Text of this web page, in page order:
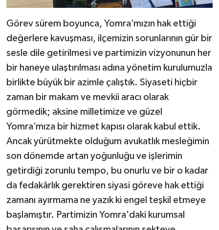
Görev sürem boyunca, Yomra’mızın hak ettiği
değerlere kavuşması, ilçemizin sorunlarının gür bir
sesle dile getirilmesi ve partimizin vizyonunun her
bir haneye ulaştırılması adına yönetim kurulumuzla
birlikte büyük bir azimle çalıştık. Siyaseti hiçbir
zaman bir makam ve mevkii aracı olarak
görmedik; aksine milletimize ve güzel
Yomra’mıza bir hizmet kapısı olarak kabul ettik.
Ancak yürütmekte olduğum avukatlık mesleğimin
son dönemde artan yoğunluğu ve işlerimin
getirdiği zorunlu tempo, bu onurlu ve bir o kadar
da fedakârlık gerektiren siyasi göreve hak ettiği
zamanı ayırmama ne yazık ki engel teşkil etmeye
başlamıştır. Partimizin Yomra'daki kurumsal